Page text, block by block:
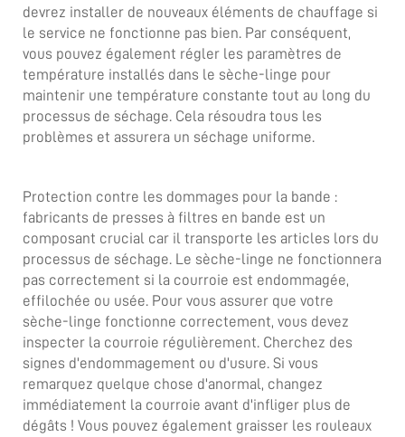
devrez installer de nouveaux éléments de chauffage si
le service ne fonctionne pas bien. Par conséquent,
vous pouvez également régler les paramètres de
température installés dans le sèche-linge pour
maintenir une température constante tout au long du
processus de séchage. Cela résoudra tous les
problèmes et assurera un séchage uniforme.
Protection contre les dommages pour la bande :
fabricants de presses à filtres en bande est un
composant crucial car il transporte les articles lors du
processus de séchage. Le sèche-linge ne fonctionnera
pas correctement si la courroie est endommagée,
effilochée ou usée. Pour vous assurer que votre
sèche-linge fonctionne correctement, vous devez
inspecter la courroie régulièrement. Cherchez des
signes d'endommagement ou d'usure. Si vous
remarquez quelque chose d'anormal, changez
immédiatement la courroie avant d'infliger plus de
dégâts ! Vous pouvez également graisser les rouleaux